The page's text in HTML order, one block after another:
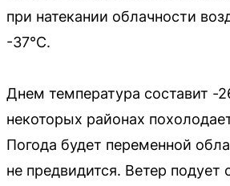
при натекании облачности
-37°С.
Днем температура составит -
некоторых районах
Погода будет переменной
не предвидится. Ветер подует